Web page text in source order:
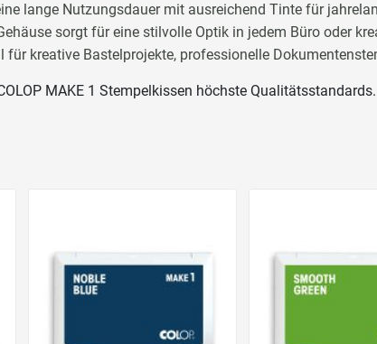
lange Nutzungsdauer mit ausreichend Tinte für
sorgt für eine stilvolle Optik in jedem Büro oder
für kreative Bastelprojekte, professionelle
MAKE 1 Stempelkissen höchste